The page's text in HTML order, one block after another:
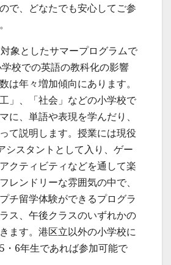
で、どなたでも安心してご参
象としたサマープログラムで
校での英語の教科化の影響
は年々増加傾向にあります。
」、「社会」などの小学校で
に、単語や表現を学んだり、
て説明します。授業には現役
シスタントとして入り、ゲー
クティビティなどを通して楽
レンドリーな雰囲気の中で、
チ留学体験ができるプログラ
ス、午後クラスのいずれかの
ます。港区立以外の小学校に
・6年生であれば参加可能で